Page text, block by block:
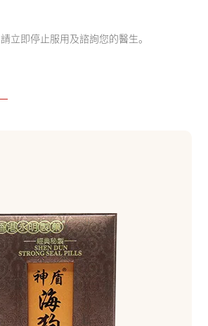
立即停止服用及諮詢您的醫生。